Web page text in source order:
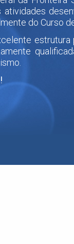
atividades
do Curso